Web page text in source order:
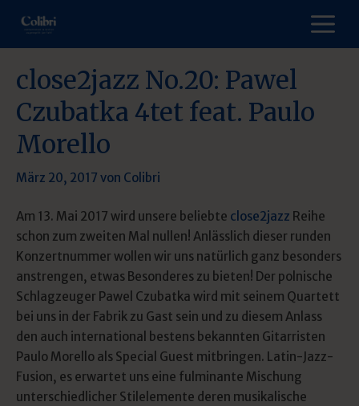
Inhalt
springen
close2jazz No.20: Pawel
Czubatka 4tet feat. Paulo
Morello
März 20, 2017 von Colibri
Am 13. Mai 2017 wird unsere beliebte close2jazz Reihe
schon zum zweiten Mal nullen! Anlässlich dieser runden
Konzertnummer wollen wir uns natürlich ganz besonders
anstrengen, etwas Besonderes zu bieten! Der polnische
Schlagzeuger Pawel Czubatka wird mit seinem Quartett
bei uns in der Fabrik zu Gast sein und zu diesem Anlass
den auch international bestens bekannten Gitarristen
Paulo Morello als Special Guest mitbringen. Latin-Jazz-
Fusion, es erwartet uns eine fulminante Mischung
unterschiedlicher Stilelemente deren musikalische